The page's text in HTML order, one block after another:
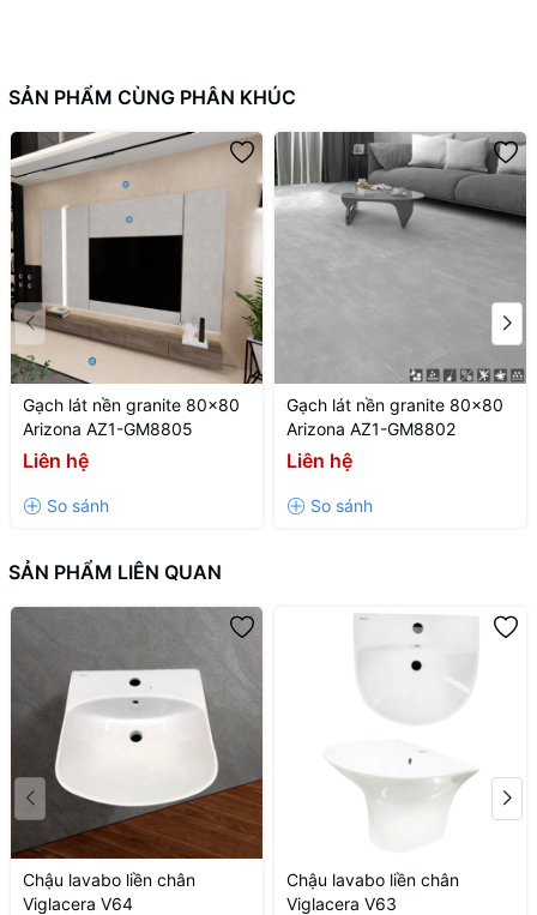
Có thể kết hợp
Công nghệ
Cách thức lắp đặt
Ưu điểm
SẢN PHẨM CÙNG PHÂN KHÚC
Gạch lát nền granite 80x80
Arizona AZ1-GM8805
Liên hệ
Gạch lát nền granite 80x80
Arizona AZ1-GM8802
Liên hệ
SẢN PHẨM LIÊN QUAN
Chậu lavabo liền chân
Viglacera V64
Chậu lavabo liền chân
Viglacera V63